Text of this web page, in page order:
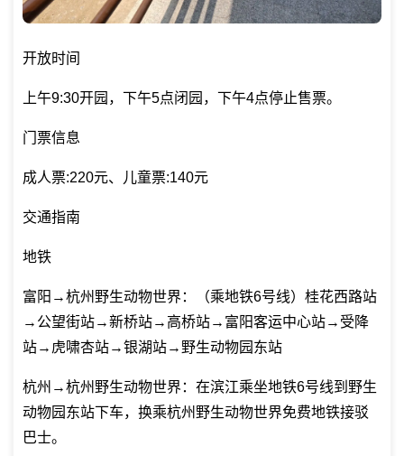
开放时间
上午9:30开园，下午5点闭园，下午4点停止售票。
门票信息
成人票:220元、儿童票:140元
交通指南
地铁
富阳→杭州野生动物世界：（乘地铁6号线）桂花西路站
→公望街站→新桥站→高桥站→富阳客运中心站→受降
站→虎啸杏站→银湖站→野生动物园东站
杭州→杭州野生动物世界：在滨江乘坐地铁6号线到野生
动物园东站下车，换乘杭州野生动物世界免费地铁接驳
巴士。